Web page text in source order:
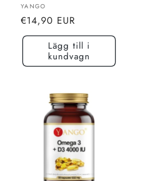
Säljare:
YANGO
Normalt
pris
€14,90 EUR
Lägg till i
kundvagn